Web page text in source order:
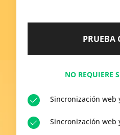
PRUEBA
NO REQUIERE
Sincronización web
Sincronización web